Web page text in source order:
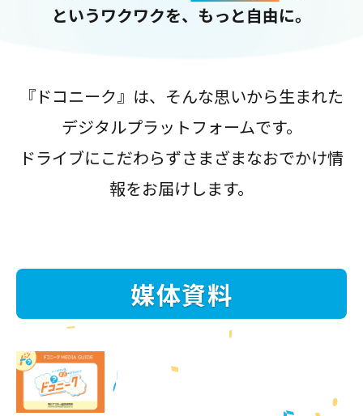
というワクワクを、もっと自由に。
『ドコニーク』は、そんな思いから生まれた
デジタルプラットフォームです。
ドライブにこだわらずさまざまなおでかけ情
報をお届けします。
媒体資料